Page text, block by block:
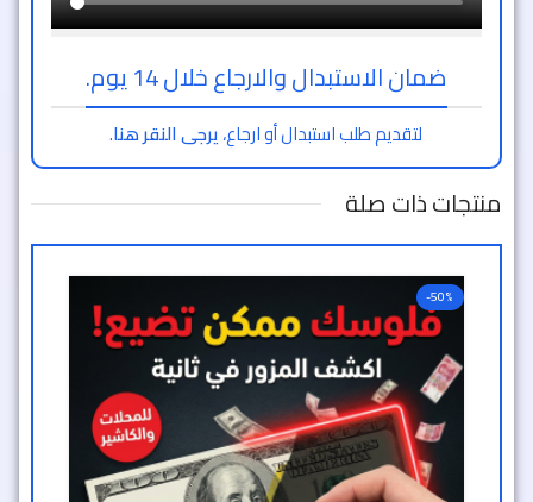
ضمان الاستبدال والارجاع خلال 14 يوم.
لتقديم طلب استبدال أو ارجاع،يرجى النقر هنا.
منتجات ذات صلة
-50%